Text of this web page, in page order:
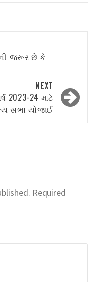
જરૂર છે કે
NEXT
2023-24 માટે
સભા યોજાઈ
Required